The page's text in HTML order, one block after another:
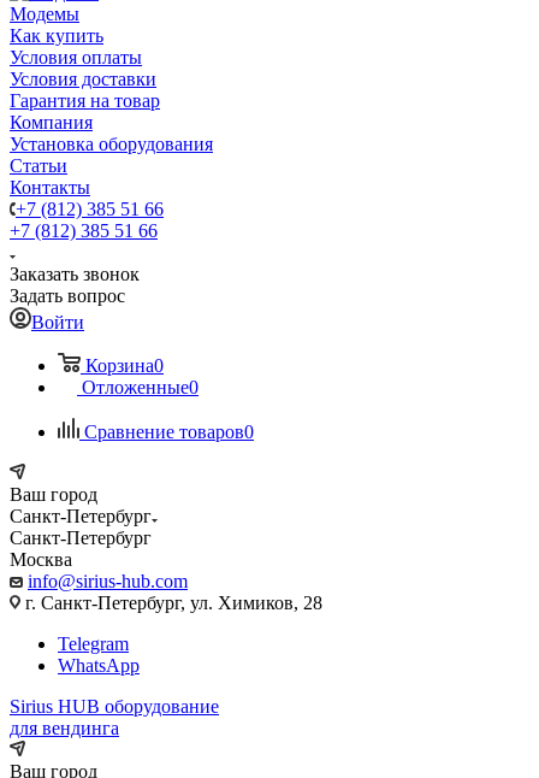
Модемы
Как купить
Условия оплаты
Условия доставки
Гарантия на товар
Компания
Установка оборудования
Статьи
Контакты
+7 (812) 385 51 66
+7 (812) 385 51 66
Заказать звонок
Задать вопрос
Войти
Корзина0
Отложенные0
Сравнение товаров0
Ваш город
Санкт-Петербург
Санкт-Петербург
Москва
info@sirius-hub.com
г. Санкт-Петербург, ул. Химиков, 28
Telegram
WhatsApp
Sirius HUB оборудование
для вендинга
Ваш город